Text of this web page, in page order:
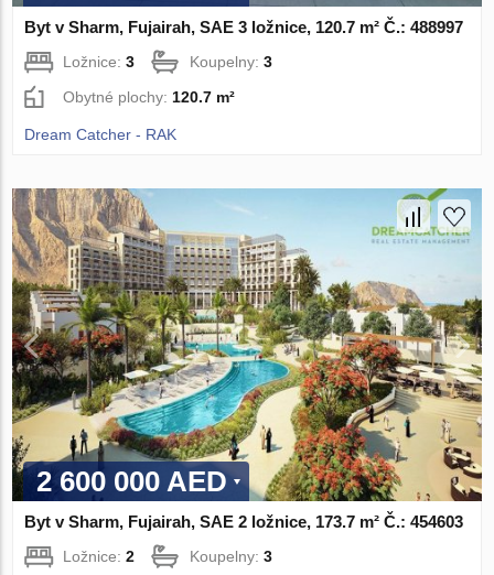
Byt v Sharm, Fujairah, SAE 3 ložnice, 120.7 m² Č.: 488997
Ložnice:3 Koupelny:3
Obytné plochy: 120.7 m²
Dream Catcher - RAK
2 600 000 AED
Byt v Sharm, Fujairah, SAE 2 ložnice, 173.7 m² Č.: 454603
Ložnice:2 Koupelny:3